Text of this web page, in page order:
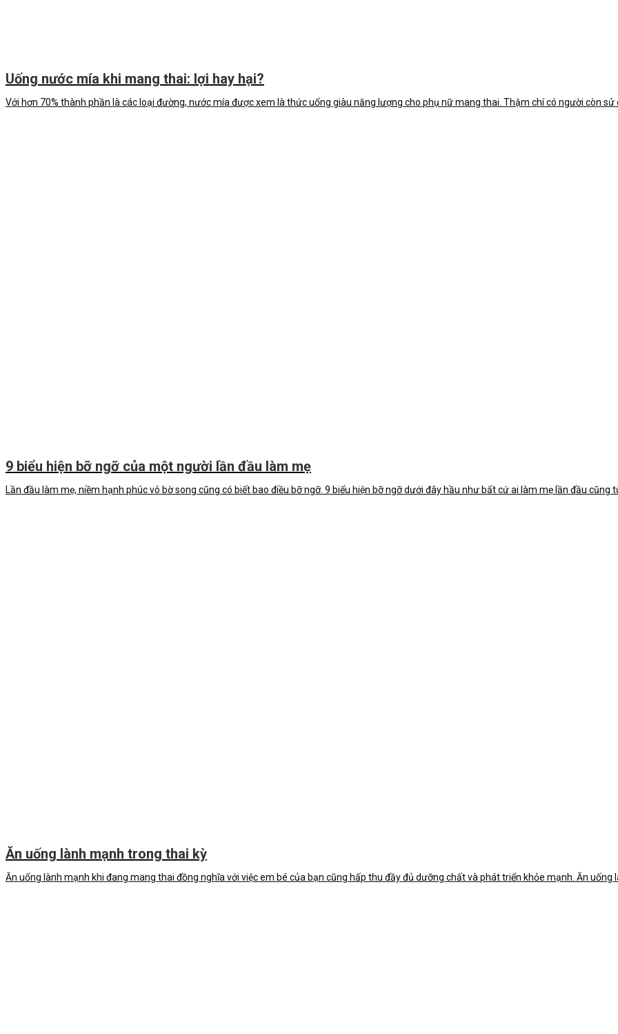
Uống nước mía khi mang thai: lợi hay hại?
Với hơn 70% thành phần là các loại đường, nước mía được xem là thức uống giàu năng lượng cho phụ nữ mang thai. Thậm chí có người còn
9 biểu hiện bỡ ngỡ của một người lần đầu làm mẹ
Lần đầu làm mẹ, niềm hạnh phúc vô bờ song cũng có biết bao điều bỡ ngỡ. 9 biểu hiện bỡ ngỡ dưới đây hầu như bất cứ ai làm mẹ lần đầu cũng
Ăn uống lành mạnh trong thai kỳ
Ăn uống lành mạnh khi đang mang thai đồng nghĩa với việc em bé của bạn cũng hấp thu đầy đủ dưỡng chất và phát triển khỏe mạnh. Ăn uống